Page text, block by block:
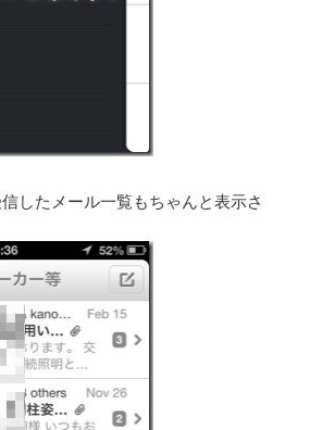
したメール一覧もちゃんと表示さ